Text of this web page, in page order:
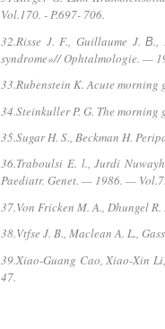
Vol.170. - P.697- 706.
32.Risse J. F., Guillaume J.
syndrome»// Ophtalmologie. —
33.Rubenstein K. Acute
34.Steinkuller P. G. The
35.Sugar H. S., Beckman H.
36.Traboulsi E. l., Jurdi
Paediatr. Genet. — 1986. —
37.Von Fricken M. A., Dhungel
38.Vtfse J. B., Maclean A. L.,
39.Xiao-Guang Cao, Xiao-Xin
47.